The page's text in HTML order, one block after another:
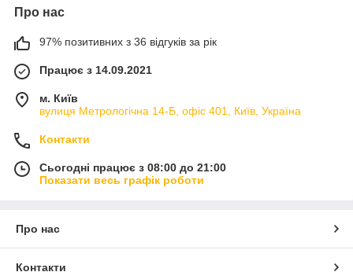
Про нас
97% позитивних з 36 відгуків за рік
Працює з 14.09.2021
м. Київ
вулиця Метрологічна 14-Б, офіс 401, Київ, Україна
Контакти
Сьогодні працює з 08:00 до 21:00
Показати весь графік роботи
Про нас
Контакти